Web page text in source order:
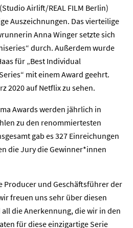
Airlift/REAL FILM Berlin)
Auszeichnungen. Das vierteilige
Anna Winger setzte sich
durch. Außerdem wurde
für „Best Individual
mit einem Award geehrt.
2020 auf Netflix zu sehen.
Awards werden jährlich in
zu den renommiertesten
gab es 327 Einreichungen
die Jury die Gewinner*innen
Producer und Geschäftsführer der
freuen uns sehr über diesen
die Anerkennung, die wir in den
für diese einzigartige Serie